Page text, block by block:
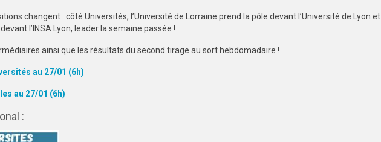
changent : côté Universités, l’Université de Lorraine prend la pôle devant l’Université de Lyon et
l’INSA Lyon, leader la semaine passée !
ainsi que les résultats du second tirage au sort hebdomadaire !
au 27/01 (6h)
au 27/01 (6h)
: